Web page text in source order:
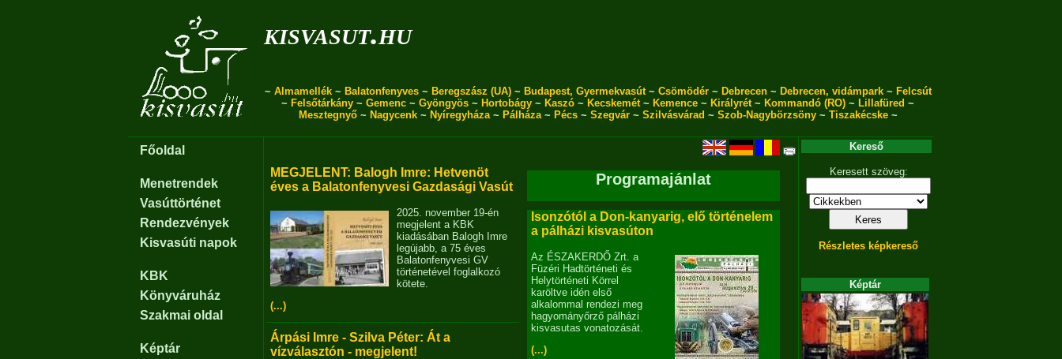
kisvasut.hu
~ Almamellék~ Balatonfenyves~ Beregszász (UA)~ Budapest, Gyermekvasút~ Csömödér~ Debrecen~ Debrecen, vidámpark~ Felcsút
~ Felsőtárkány ~ Gemenc ~ Gyöngyös ~ Hortobágy ~ Kaszó ~ Kecskemét~ Kemence ~ Királyrét~ Kommandó (RO) ~ Lillafüred ~
Mesztegnyő~ Nagycenk~ Nyíregyháza~ Pálháza~ Pécs~ Szegvár~ Szilvásvárad ~ Szob-Nagybörzsöny~ Tiszakécske~
Főoldal
Menetrendek
Vasúttörténet
Rendezvények
Kisvasúti napok
KBK
Könyváruház
Szakmai oldal
Képtár
MEGJELENT: Balogh Imre: Hetvenöt
éves a Balatonfenyvesi Gazdasági Vasút
2025. november 19-én
megjelent a KBK
kiadásában Balogh Imre
legújabb, a 75 éves
Balatonfenyvesi GV
történetével foglalkozó
kötete.
(...)
Árpási Imre - Szilva Péter: Át a
vízválasztón - megjelent!
Programajánlat
Isonzótól a Don-kanyarig, elő történelem
a pálházi kisvasúton
Az ÉSZAKERDŐ Zrt. a
Füzéri Hadtörténeti és
Helytörténeti Körrel
karöltve idén első
alkalommal rendezi meg
hagyományőrző pálházi
kisvasutas vonatozását.
(...)
Kereső
Keresett szöveg:
Részletes képkereső
Képtár